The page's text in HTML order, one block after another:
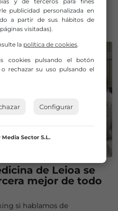
de Leioa se
mejor de todo
si hablamos de
publicidad personalizada en
a partir de sus hábitos de
visitadas).
la política de cookies.
cookies pulsando el botón
rechazar su uso pulsando el
Configurar
Media Sector S.L.